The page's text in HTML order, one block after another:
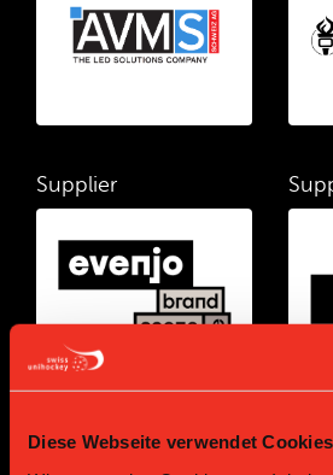
Diese Webseite verwendet Cookies
Supplier
Supplier